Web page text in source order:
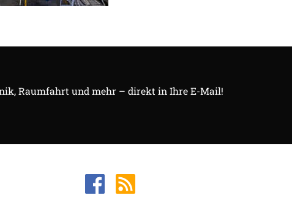
Raumfahrt und mehr – direkt in Ihre E-Mail!